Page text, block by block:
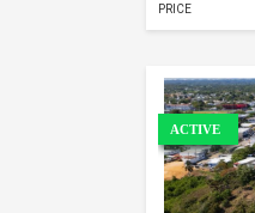
PRICE
ACTIVE